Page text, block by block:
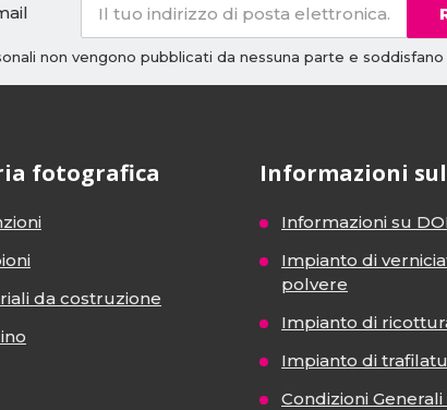
non vengono pubblicati da nessuna parte e
fotografica
da costruzione
Informazioni
Informazioni su
Impianto di
polvere
Impianto di
Impianto di
Condizioni